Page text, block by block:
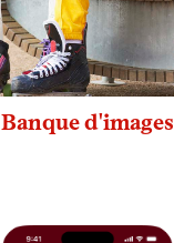
Banque d'images